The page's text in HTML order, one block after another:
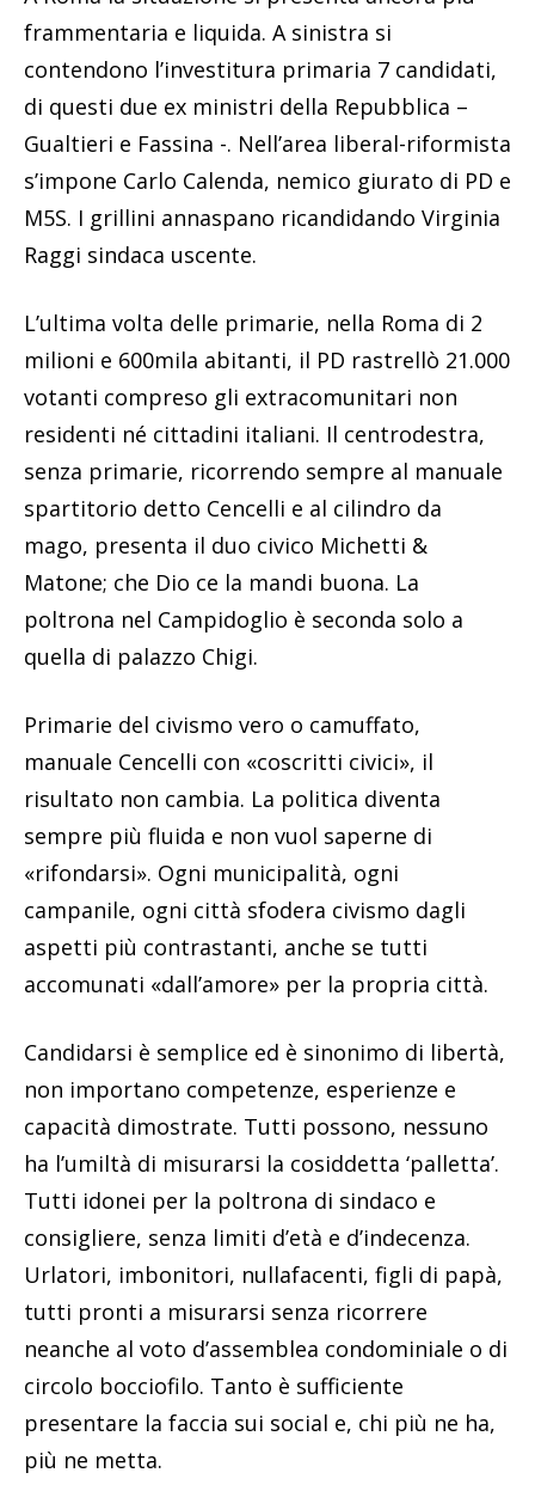
frammentaria e liquida. A sinistra si
contendono l’investitura primaria 7 candidati,
di questi due ex ministri della Repubblica –
Gualtieri e Fassina -. Nell’area liberal-riformista
s’impone Carlo Calenda, nemico giurato di PD e
M5S. I grillini annaspano ricandidando Virginia
Raggi sindaca uscente.
L’ultima volta delle primarie, nella Roma di 2
milioni e 600mila abitanti, il PD rastrellò 21.000
votanti compreso gli extracomunitari non
residenti né cittadini italiani. Il centrodestra,
senza primarie, ricorrendo sempre al manuale
spartitorio detto Cencelli e al cilindro da
mago, presenta il duo civico Michetti &
Matone; che Dio ce la mandi buona. La
poltrona nel Campidoglio è seconda solo a
quella di palazzo Chigi.
Primarie del civismo vero o camuffato,
manuale Cencelli con «coscritti civici», il
risultato non cambia. La politica diventa
sempre più fluida e non vuol saperne di
«rifondarsi». Ogni municipalità, ogni
campanile, ogni città sfodera civismo dagli
aspetti più contrastanti, anche se tutti
accomunati «dall’amore» per la propria città.
Candidarsi è semplice ed è sinonimo di libertà,
non importano competenze, esperienze e
capacità dimostrate. Tutti possono, nessuno
ha l’umiltà di misurarsi la cosiddetta ‘palletta’.
Tutti idonei per la poltrona di sindaco e
consigliere, senza limiti d’età e d’indecenza.
Urlatori, imbonitori, nullafacenti, figli di papà,
tutti pronti a misurarsi senza ricorrere
neanche al voto d’assemblea condominiale o di
circolo bocciofilo. Tanto è sufficiente
presentare la faccia sui social e, chi più ne ha,
più ne metta.